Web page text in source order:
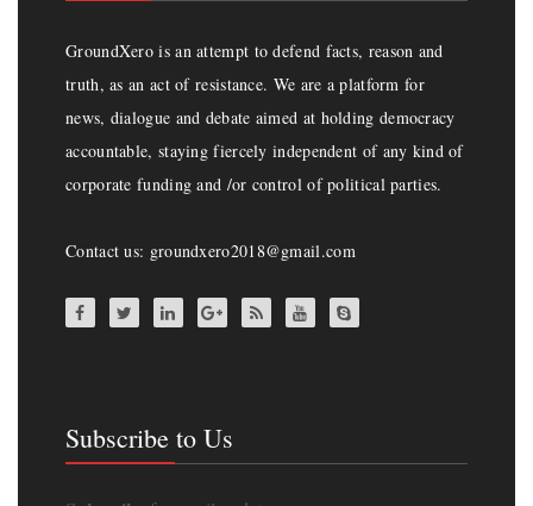
GroundXero is an attempt to defend facts, reason and
truth, as an act of resistance. We are a platform for
news, dialogue and debate aimed at holding democracy
accountable, staying fiercely independent of any kind of
corporate funding and /or control of political parties.
Contact us: groundxero2018@gmail.com
Subscribe to Us